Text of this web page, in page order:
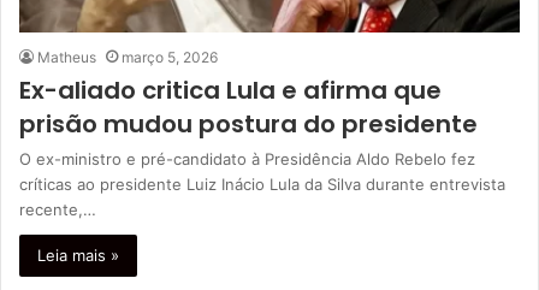
Matheus março 5, 2026
Ex-aliado critica Lula e afirma que
prisão mudou postura do presidente
O ex-ministro e pré-candidato à Presidência Aldo Rebelo fez
críticas ao presidente Luiz Inácio Lula da Silva durante entrevista
recente,…
Leia mais »